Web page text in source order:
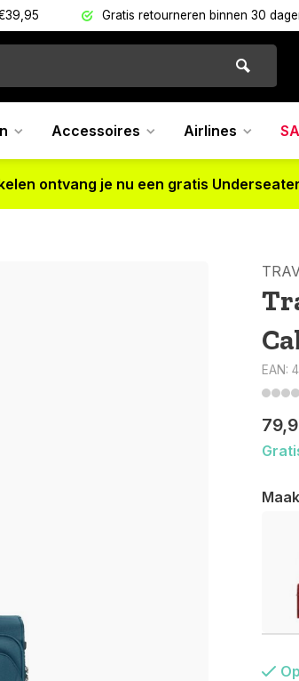
Gratis retourneren binnen 30
Accessoires Airlines
ontvang je nu een gratis
EAN: